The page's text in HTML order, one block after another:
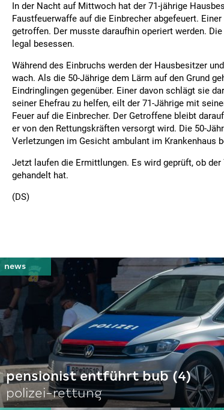
In der Nacht auf Mittwoch hat der 71-jährige
Faustfeuerwaffe auf die Einbrecher abgefeuert.
getroffen. Der musste daraufhin operiert werden.
legal besessen.
Während des Einbruchs werden der Hausbesitzer
wach. Als die 50-Jährige dem Lärm auf den Grund
Eindringlingen gegenüber. Einer davon schlägt sie
seiner Ehefrau zu helfen, eilt der 71-Jährige mit
Feuer auf die Einbrecher. Der Getroffene bleibt
er von den Rettungskräften versorgt wird. Die 50-
Verletzungen im Gesicht ambulant im Krankenhaus
Jetzt laufen die Ermittlungen. Es wird geprüft, ob
gehandelt hat.
(DS)
pensionist entführt bub (4)
polizei-rettung